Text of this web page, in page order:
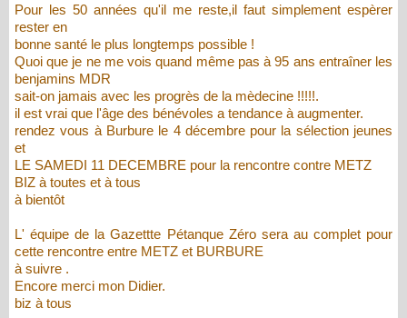
Pour les 50 années qu'il me reste,il faut simplement espèrer
rester en
bonne santé le plus longtemps possible !
Quoi que je ne me vois quand même pas à 95 ans entraîner les
benjamins MDR
sait-on jamais avec les progrès de la mèdecine !!!!!.
il est vrai que l'âge des bénévoles a tendance à augmenter.
rendez vous à Burbure le 4 décembre pour la sélection jeunes
et
LE SAMEDI 11 DECEMBRE pour la rencontre contre METZ
BIZ à toutes et à tous
à bientôt
L' équipe de la Gazettte Pétanque Zéro sera au complet pour
cette rencontre entre METZ et BURBURE
à suivre .
Encore merci mon Didier.
biz à tous